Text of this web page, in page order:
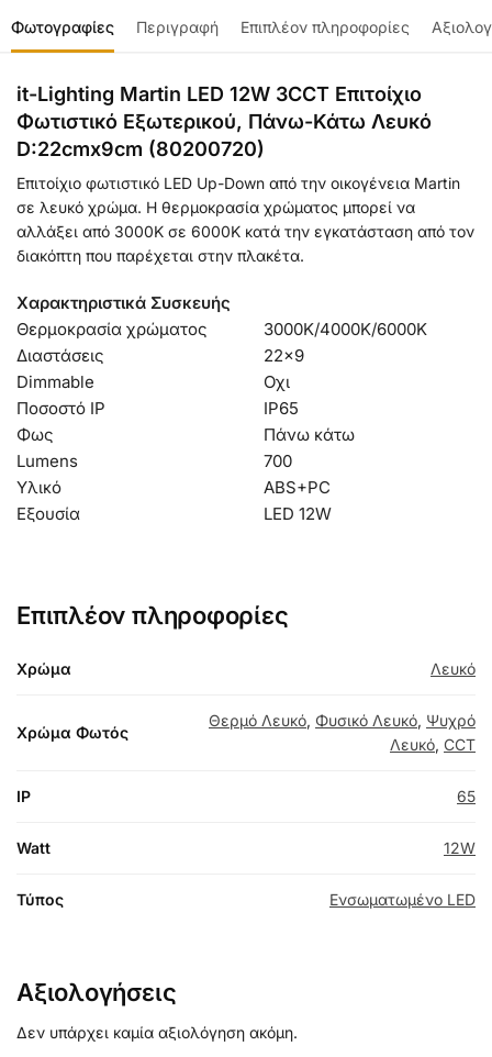
Φωτογραφίες Περιγραφή Επιπλέον πληροφορίες
it-Lighting Martin LED 12W 3CCT Επιτοίχιο
Φωτιστικό Εξωτερικού, Πάνω-Κάτω Λευκό
D:22cmx9cm (80200720)
Επιτοίχιο φωτιστικό LED Up-Down από την οικογένεια Martin
σε λευκό χρώμα. Η θερμοκρασία χρώματος μπορεί να
αλλάξει από 3000K σε 6000K κατά την εγκατάσταση από τον
διακόπτη που παρέχεται στην πλακέτα.
Χαρακτηριστικά Συσκευής
Θερμοκρασία χρώματος
3000K/4000K/6000K
Διαστάσεις
22×9
Dimmable
Οχι
Ποσοστό IP
IP65
Φως
Πάνω κάτω
Lumens
700
Υλικό
ABS+PC
Εξουσία
LED 12W
Επιπλέον πληροφορίες
Χρώμα Λευκό
Χρώμα Φωτός
Θερμό Λευκό, Φυσικό Λευκό, Ψυχρό
Λευκό, CCT
IP 65
Watt 12W
Τύπος Ενσωματωμένο LED
Αξιολογήσεις
Δεν υπάρχει καμία αξιολόγηση ακόμη.